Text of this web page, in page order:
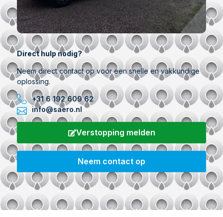
Direct hulp nodig?
Neem direct contact op voor een snelle en vakkundige
oplossing.
+31 6 192 609 62
info@saero.nl
Verstopping melden
Neem contact op